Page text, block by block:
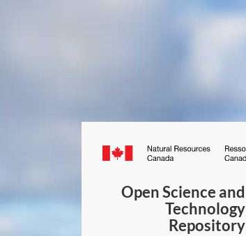
Canada.ca
Open Science and
Technology
Repository